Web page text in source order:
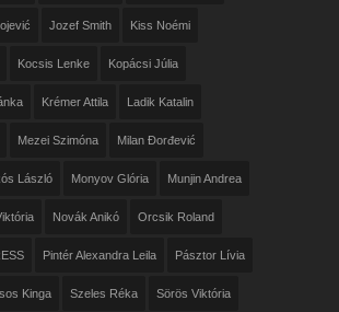
Jozef Smith Kiss Noémi
Kocsis Lenke Kopácsi Júlia
Krémer Attila Ladik Katalin
Mezei Szimóna Milan Đorđević
László Monyov Glória Munjin Andrea
Novák Anikó Orcsik Roland
Pintér Alexandra Leila Pásztor Lívia
Kinga Szeles Réka Sörös Viktória